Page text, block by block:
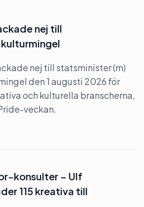
nej till
nej till statsminister (m)
den 1 augusti 2026 för
och kulturella branscherna,
veckan.
konsulter – Ulf
115 kreativa till